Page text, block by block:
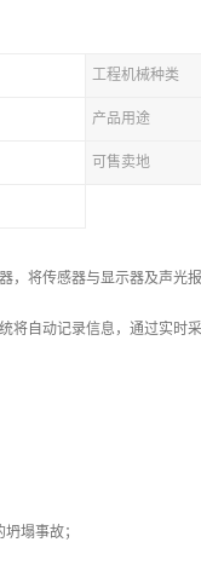
工程机械种类
产品用途
可售卖地
将传感器与显示器及声光
自动记录信息，通过实时
塌事故；